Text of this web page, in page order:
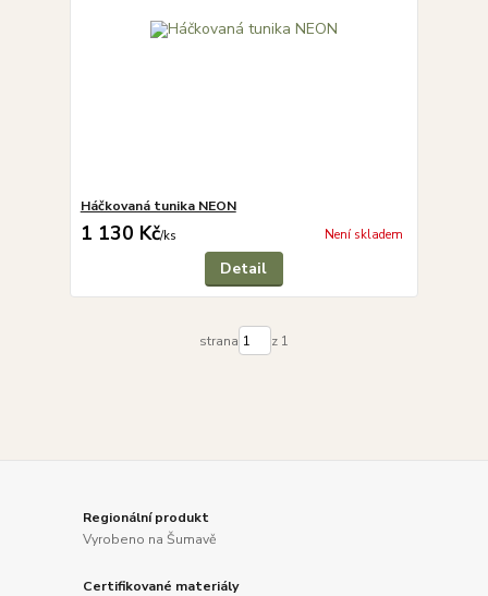
Háčkovaná tunika NEON
1 130 Kč/ks Není skladem
Detail
strana z 1
Regionální produkt
Vyrobeno na Šumavě
Certifikované materiály